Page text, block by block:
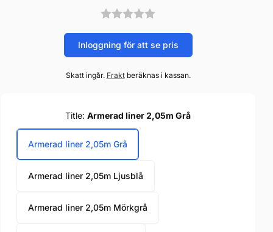
Inloggning för att se pris
Skatt ingår. Fraktberäknas i kassan.
Title: Armerad liner 2,05m Grå
Armerad liner 2,05m Grå
Armerad liner 2,05m Ljusblå
Armerad liner 2,05m Mörkgrå